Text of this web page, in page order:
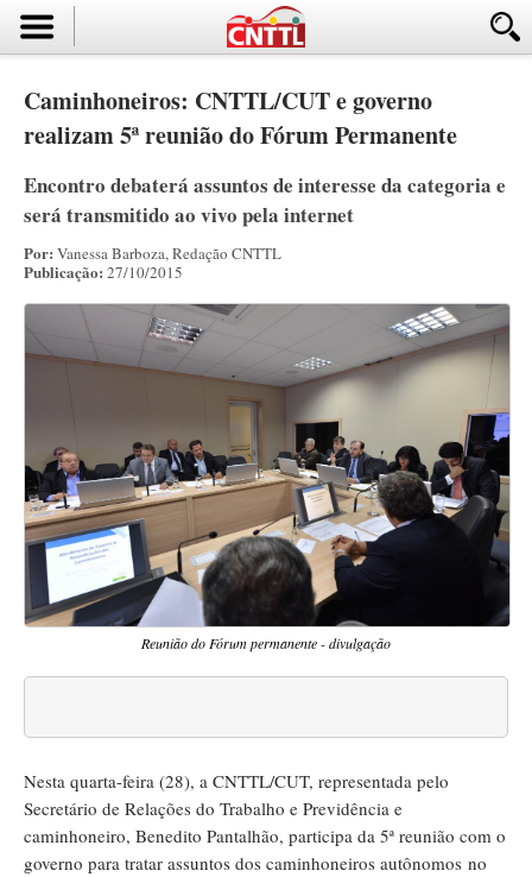
Caminhoneiros: CNTTL/CUT e governo
realizam 5ª reunião do Fórum Permanente
Encontro debaterá assuntos de interesse da categoria e
será transmitido ao vivo pela internet
Por: Vanessa Barboza, Redação CNTTL
Publicação: 27/10/2015
Reunião do Fórum permanente - divulgação
Nesta quarta-feira (28), a CNTTL/CUT, representada pelo
Secretário de Relações do Trabalho e Previdência e
caminhoneiro, Benedito Pantalhão, participa da 5ª reunião com o
governo para tratar assuntos dos caminhoneiros autônomos no